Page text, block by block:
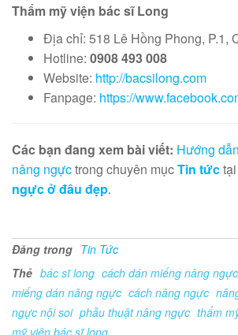
Thẩm mỹ viện bác sĩ Long
Địa chỉ: 518 Lê Hồng Phong, P.1,
Hotline: 0908 493 008
Website: http://bacsilong.com
Fanpage: https://
Các bạn đang xem bài viết: Hướng
nâng ngựctrong chuyên mụcTin tức
ngực ở đâu đẹp.
Đăng trong Tin Tức
Thẻ bác sĩ long cách dán miếng nâng ngực
miếng dán nâng ngực cách nâng ngực
ngực nội soi phẫu thuật nâng ngực thẩm
mỹ viện bác sĩ long